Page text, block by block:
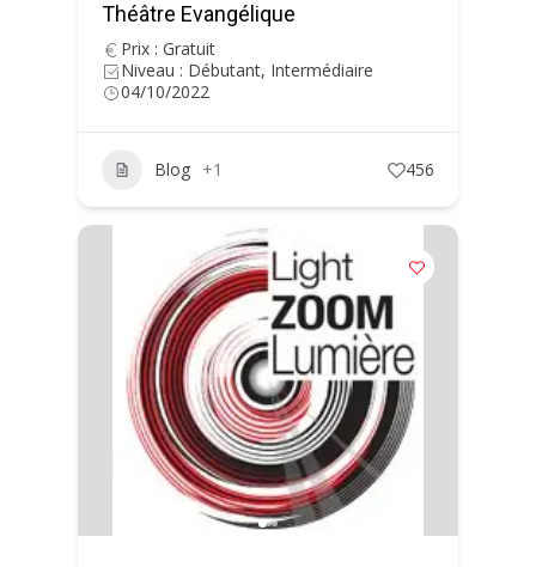
Théâtre Evangélique
Prix : Gratuit
Niveau : Débutant, Intermédiaire
04/10/2022
Blog +1 456